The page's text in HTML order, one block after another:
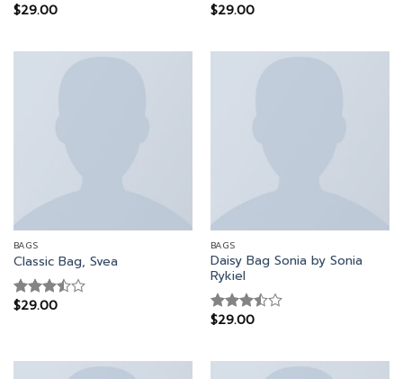
Rated
$29.00
Rated
$29.00
BAGS
Classic Bag, Svea
Rated
$29.00
BAGS
Daisy Bag Sonia by Sonia
Rykiel
Rated
$29.00